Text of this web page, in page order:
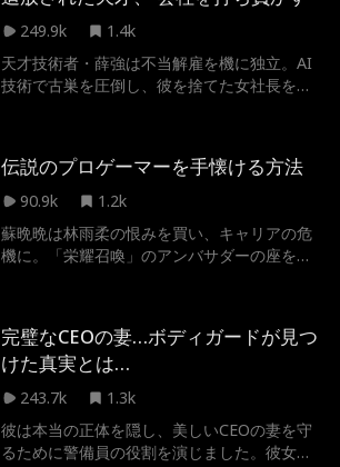
に複数の仕事をしていた...状況が変わった
249.9k
1.4k
天才技術者・薛強は不当解雇を機に独立。AI
技術で古巣を圧倒し、彼を捨てた女社長をと
伝説のプロゲーマーを手懐ける方法
90.9k
1.2k
蘇晩晩は林雨柔の恨みを買い、キャリアの危
機に。「栄耀召喚」のアンバサダーの座を狙
の隣に引っ越して距離を縮めていく。林雨柔
の卑劣な罠も二人は協力して打破。江曜の
弟・江亦白も林雨柔と結託して江家を乗っ取
ろうとするが、あえなく失敗。江曜の特訓で
急成長した晩晩は、試合で林雨柔を打ち破
る。世界王者となった江曜からのプロポーズ
を受け、二人はついに結ばれる！
完璧なCEOの妻…ボディガードが見つ
けた真実とは…
243.7k
1.3k
彼は本当の正体を隠し、美しいCEOの妻を守
るために警備員の役割を演じました。彼女を